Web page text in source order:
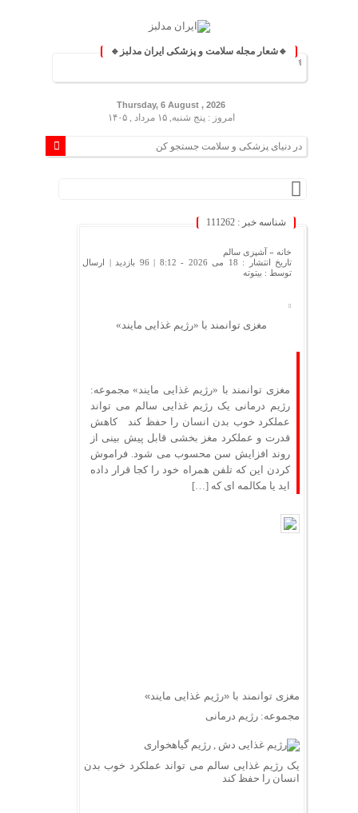
🔹شعار مجله سلامت و پزشکی ایران مدلبز🔹
Thursday, 6 August , 2026
امروز : پنج شنبه, ۱۵ مرداد , ۱۴۰۵
شناسه خبر : 111262
خانه » آشپزی سالم
تاریخ انتشار : 18 می 2026 - 8:12 |
96 بازدید
| ارسال
توسط : بیتوته
مغزی توانمند با «رژیم غذایی مایند»
مغزی توانمند با «رژیم غذایی مایند» مجموعه:
رژیم درمانی یک رژیم غذایی سالم می تواند
عملکرد خوب بدن انسان را حفظ کند کاهش
قدرت و عملکرد مغز بخشی قابل پیش بینی از
روند افزایش سن محسوب می شود. فراموش
کردن این که تلفن همراه خود را کجا قرار داده
اید یا مکالمه ای که […]
مغزی توانمند با «رژیم غذایی مایند»
مجموعه: رژیم درمانی
یک رژیم غذایی سالم می تواند عملکرد خوب بدن
انسان را حفظ کند